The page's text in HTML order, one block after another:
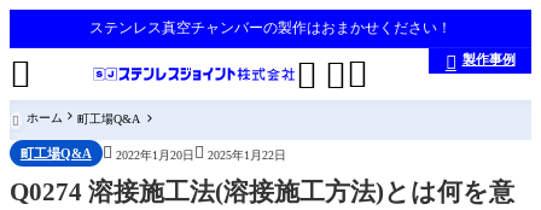
ステンレス真空チャンバーの製作はおまかせください！
 
  製作事例
 ホーム 町工場Q&A
町工場Q&A  2022年1月20日  2025年1月22日
Q0274 溶接施工法(溶接施工方法)とは何を意